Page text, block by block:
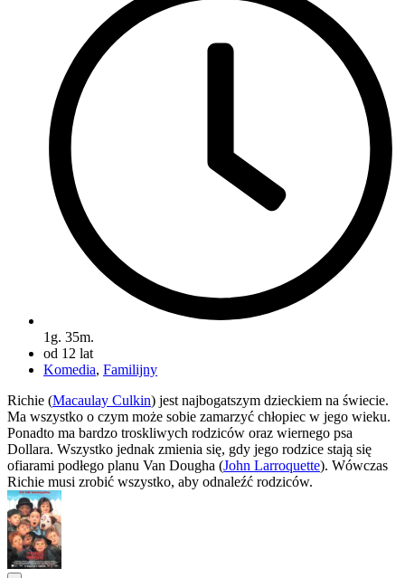
1g. 35m.
od 12 lat
Komedia, Familijny
Richie (Macaulay Culkin) jest najbogatszym dzieckiem na świecie.
Ma wszystko o czym może sobie zamarzyć chłopiec w jego wieku.
Ponadto ma bardzo troskliwych rodziców oraz wiernego psa
Dollara. Wszystko jednak zmienia się, gdy jego rodzice stają się
ofiarami podłego planu Van Dougha (John Larroquette). Wówczas
Richie musi zrobić wszystko, aby odnaleźć rodziców.